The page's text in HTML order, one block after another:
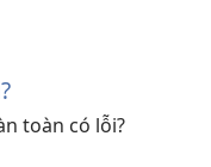
toàn có lỗi?